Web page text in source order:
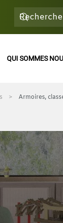
QUI SOMMES
Armoires,